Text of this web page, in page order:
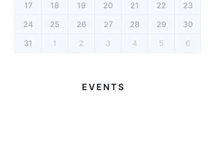
17
18 19 20 21 22
23
24
25 26 27 28 29
30
31
1 2 3 4 5 6
EVENTS